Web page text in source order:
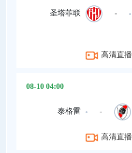
圣塔菲联 -
高清直播
08-10 04:00
泰格雷 -
高清直播